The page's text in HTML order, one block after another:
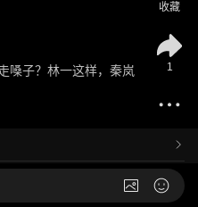
嗓子？林一这样，秦岚
收藏
1